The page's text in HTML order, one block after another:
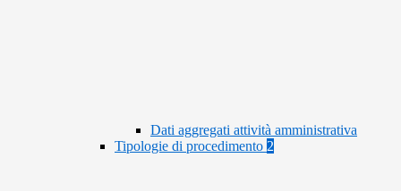
Dati aggregati attività amministrativa
Tipologie di procedimento 2